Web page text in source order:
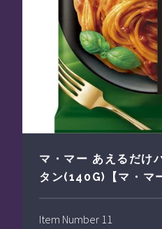
マ・マー あえるだけ
タン(140G)【マ・マ
Item Number 11